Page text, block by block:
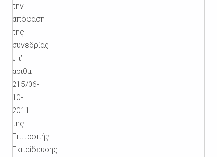
την
απόφαση
της
συνεδρίας
υπ’
αριθμ.
215/06-
10-
2011
της
Επιτροπής
Εκπαίδευσης